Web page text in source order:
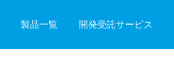
製品一覧 開発受託サービス